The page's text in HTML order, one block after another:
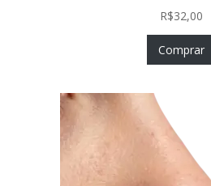
R$32,00
Comprar